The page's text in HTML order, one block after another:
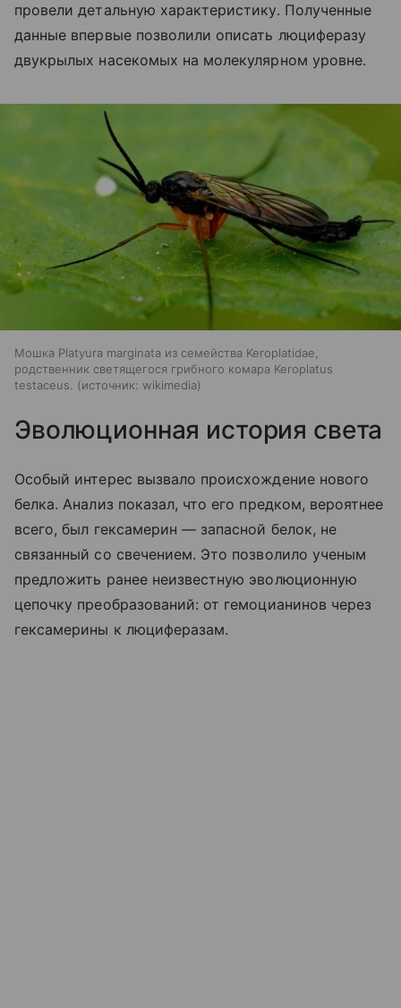
провели детальную характеристику. Полученные
данные впервые позволили описать люциферазу
двукрылых насекомых на молекулярном уровне.
Мошка Platyura marginata из семейства Keroplatidae,
родственник светящегося грибного комара Keroplatus
testaceus.
источник: wikimedia
Эволюционная история света
Особый интерес вызвало происхождение нового
белка. Анализ показал, что его предком, вероятнее
всего, был гексамерин — запасной белок, не
связанный со свечением. Это позволило ученым
предложить ранее неизвестную эволюционную
цепочку преобразований: от гемоцианинов через
гексамерины к люциферазам.